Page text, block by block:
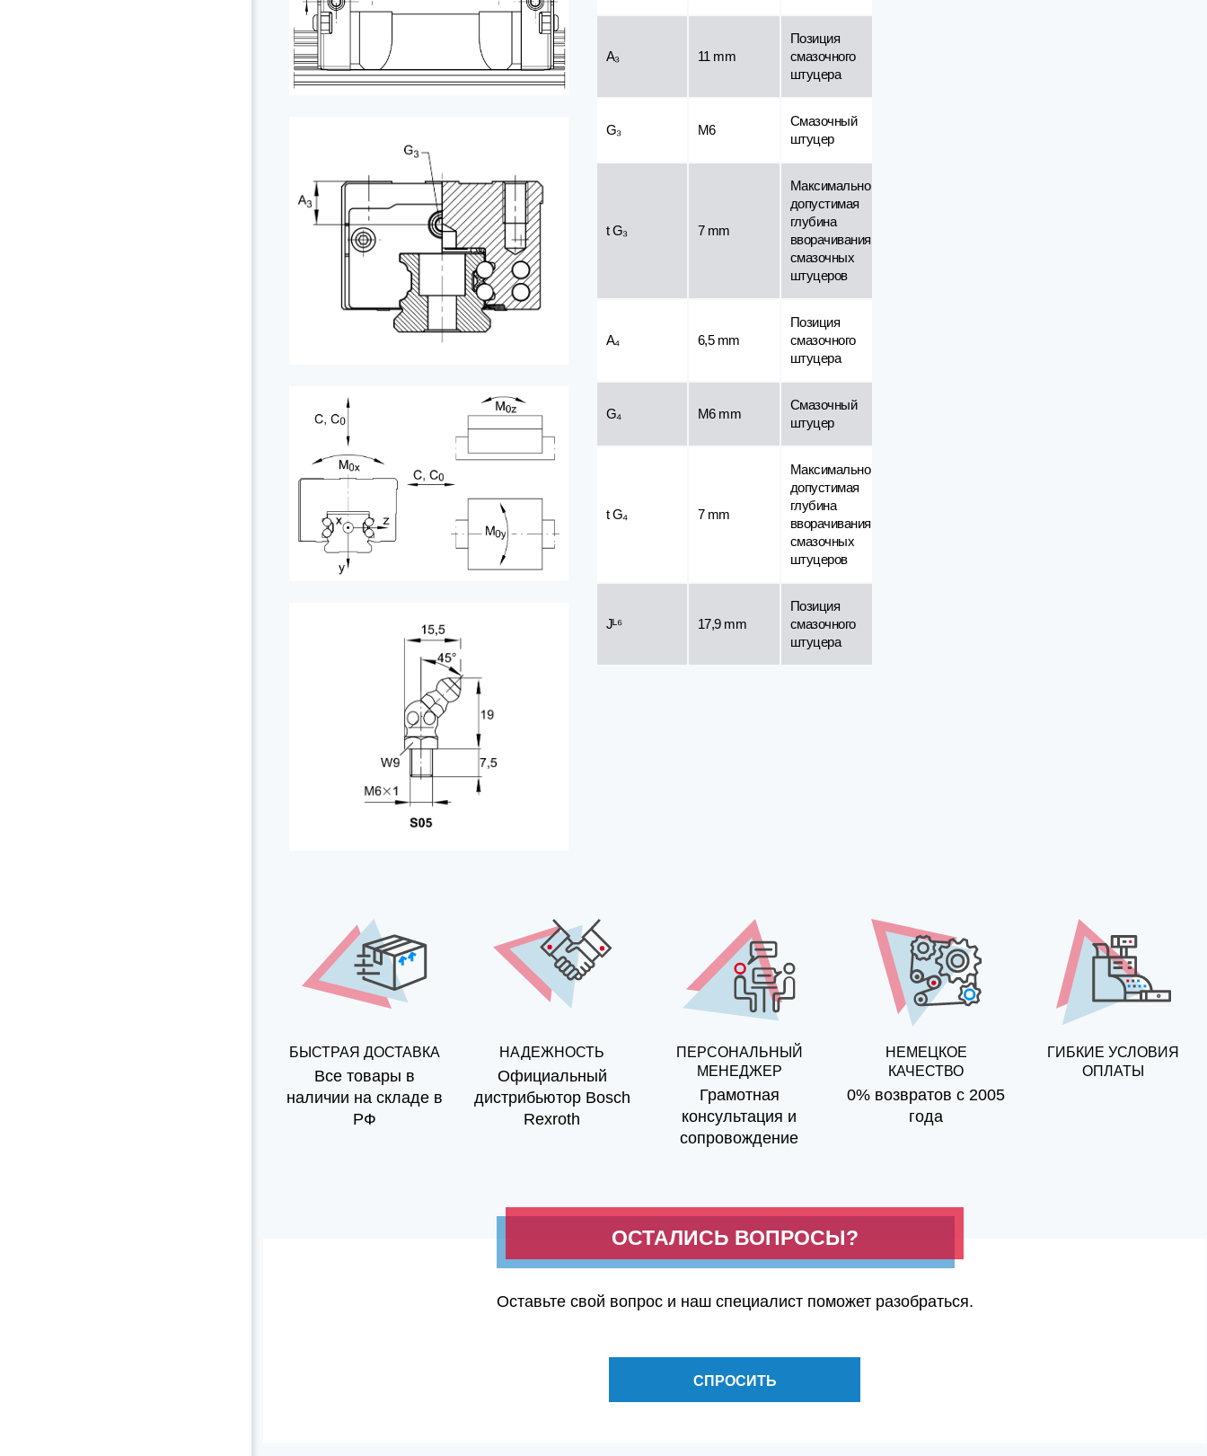
A₃ 11 mm
Позиция
смазочного
штуцера
G₃ M6
Смазочный
штуцер
t G₃ 7 mm
Максимально
допустимая
глубина
вворачивания
смазочных
штуцеров
A₄ 6,5 mm
Позиция
смазочного
штуцера
G₄ M6 mm
Смазочный
штуцер
t G₄ 7 mm
Максимально
допустимая
глубина
вворачивания
смазочных
штуцеров
Jᴸ⁶ 17,9 mm
Позиция
смазочного
штуцера
БЫСТРАЯ ДОСТАВКА
Все товары в
наличии на складе в
РФ
НАДЕЖНОСТЬ
Официальный
дистрибьютор Bosch
Rexroth
ПЕРСОНАЛЬНЫЙ
МЕНЕДЖЕР
Грамотная
консультация и
сопровождение
НЕМЕЦКОЕ
КАЧЕСТВО
0% возвратов с 2005
года
ГИБКИЕ УСЛОВИЯ
ОПЛАТЫ
ОСТАЛИСЬ ВОПРОСЫ?
Оставьте свой вопрос и наш специалист поможет разобраться.
СПРОСИТЬ